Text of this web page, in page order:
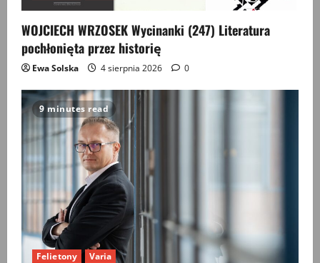
WOJCIECH WRZOSEK Wycinanki (247) Literatura
pochłonięta przez historię
Ewa Solska 4 sierpnia 2026 0
9 minutes read
Felietony Varia